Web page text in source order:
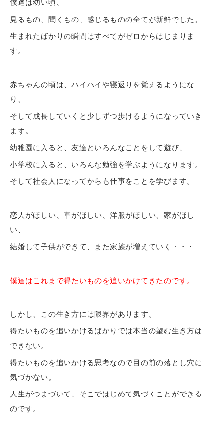
僕達は幼い頃、
見るもの、聞くもの、感じるものの全てが新鮮でした。
生まれたばかりの瞬間はすべてがゼロからはじまりま
す。
赤ちゃんの頃は、ハイハイや寝返りを覚えるようにな
り、
そして成長していくと少しずつ歩けるようになっていき
ます。
幼稚園に入ると、友達といろんなことをして遊び、
小学校に入ると、いろんな勉強を学ぶようになります。
そして社会人になってからも仕事をことを学びます。
恋人がほしい、車がほしい、洋服がほしい、家がほし
い、
結婚して子供ができて、また家族が増えていく・・・
僕達はこれまで得たいものを追いかけてきたのです。
しかし、この生き方には限界があります。
得たいものを追いかけるばかりでは本当の望む生き方は
できない。
得たいものを追いかける思考なので目の前の落とし穴に
気づかない。
人生がつまづいて、そこではじめて気づくことができる
のです。